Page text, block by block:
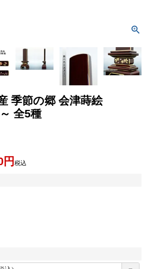
季節の郷 会津蒔絵
全5種
税込